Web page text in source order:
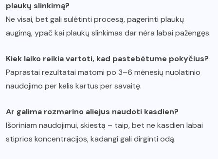
plaukų slinkimą?
Ne visai, bet gali sulėtinti procesą, pagerinti plaukų
augimą, ypač kai plaukų slinkimas dar nėra labai pažengęs.
Kiek laiko reikia vartoti, kad pastebėtume pokyčius?
Paprastai rezultatai matomi po 3–6 mėnesių nuolatinio
naudojimo per kelis kartus per savaitę.
Ar galima rozmarino aliejus naudoti kasdien?
Išoriniam naudojimui, skiestą – taip, bet ne kasdien labai
stiprios koncentracijos, kadangi gali dirginti odą.